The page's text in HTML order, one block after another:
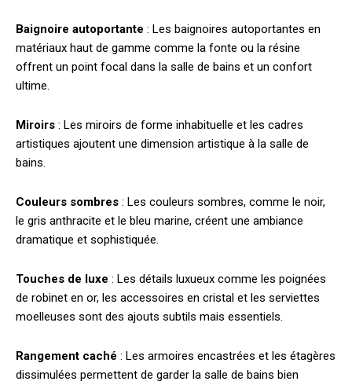
Baignoire autoportante : Les baignoires autoportantes en
matériaux haut de gamme comme la fonte ou la résine
offrent un point focal dans la salle de bains et un confort
ultime.
Miroirs : Les miroirs de forme inhabituelle et les cadres
artistiques ajoutent une dimension artistique à la salle de
bains.
Couleurs sombres : Les couleurs sombres, comme le noir,
le gris anthracite et le bleu marine, créent une ambiance
dramatique et sophistiquée.
Touches de luxe : Les détails luxueux comme les poignées
de robinet en or, les accessoires en cristal et les serviettes
moelleuses sont des ajouts subtils mais essentiels.
Rangement caché : Les armoires encastrées et les étagères
dissimulées permettent de garder la salle de bains bien